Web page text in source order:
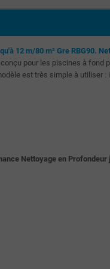
12 m/80 m² Gre RBG90.
pour les piscines à
est très simple à
Nettoyage en Profondeur